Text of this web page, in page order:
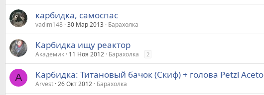
карбидка, самоспас
vadim148 30 Мар 2013 Барахолка
Карбидка ищу реактор
Академик 11 Ноя 2012 Барахолка 2
A Карбидка: Титановый бачок (Скиф) + голова Petzl Aceto
Arvest 26 Окт 2012 Барахолка